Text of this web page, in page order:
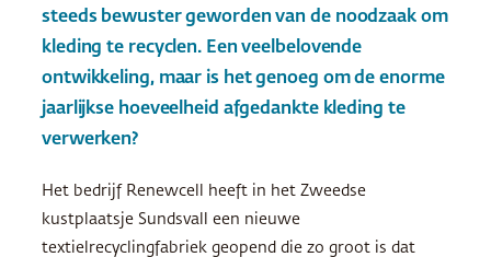
steeds bewuster geworden van de noodzaak om
kleding te recyclen. Een veelbelovende
ontwikkeling, maar is het genoeg om de enorme
jaarlijkse hoeveelheid afgedankte kleding te
verwerken?
Het bedrijf Renewcell heeft in het Zweedse
kustplaatsje Sundsvall een nieuwe
textielrecyclingfabriek geopend die zo groot is dat